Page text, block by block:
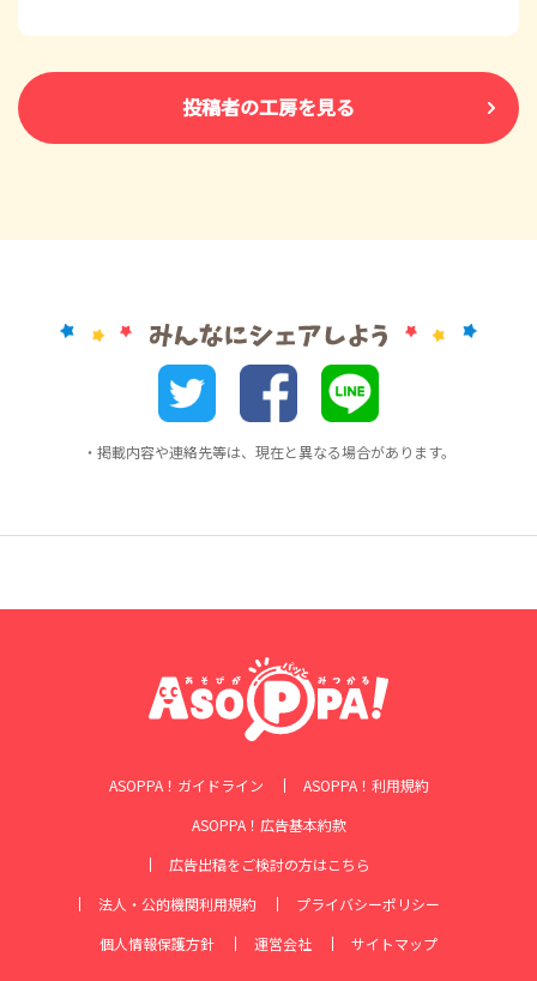
投稿者の工房を見る
・掲載内容や連絡先等は、現在と異なる場合があります。
ASOPPA！ガイドライン
ASOPPA！利用規約
ASOPPA！広告基本約款
広告出稿をご検討の方はこちら
法人・公的機関利用規約
プライバシーポリシー
個人情報保護方針
運営会社 サイトマップ